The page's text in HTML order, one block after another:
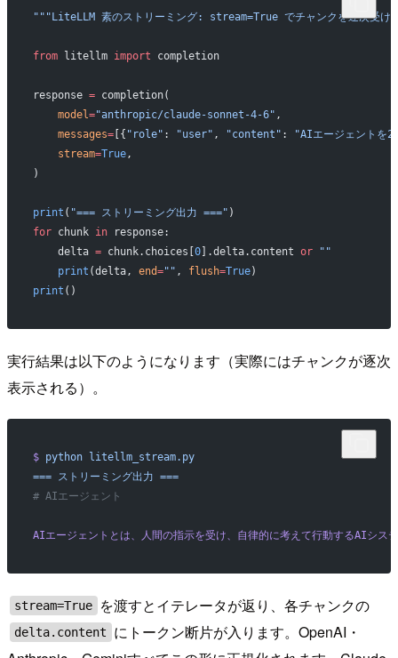
"""LiteLLM 素のストリーミング: stream=True でチャンクを逐次受け
from litellm import completion
response = completion(
    model
="anthropic/claude-sonnet-4-6" ,
    messages
=[{ "role" : "user" , "content" :
"AIエージェントを
    stream
=True,
)
print ( "=== ストリーミング出力 ===" )
for chunk in response:
    delta
= chunk.choices[0].delta.content or ""
    print
(delta, end="" , flush=True)
print ()
実行結果は以下のようになります（実際にはチャンクが逐次
表示される）。
$ python litellm_stream.py
=== ストリーミング出力 ===
# AIエージェント
AIエージェントとは、人間の指示を受け、自律的に考えて行動するAIシス
stream=True を渡すとイテレータが返り、各チャンクの
delta.content
にトークン断片が入ります。OpenAI・